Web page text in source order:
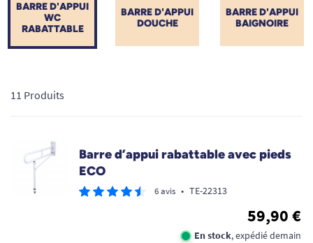
BARRE D'APPUI
DOUCHE
BARRE D'APPUI
BAIGNOIRE
BARRE D'APPUI
WC
RABATTABLE
11 Produits
Barre d’appui rabattable avec pieds
ECO
6 avis • TE-22313
59,90 €
En stock, expédié demain